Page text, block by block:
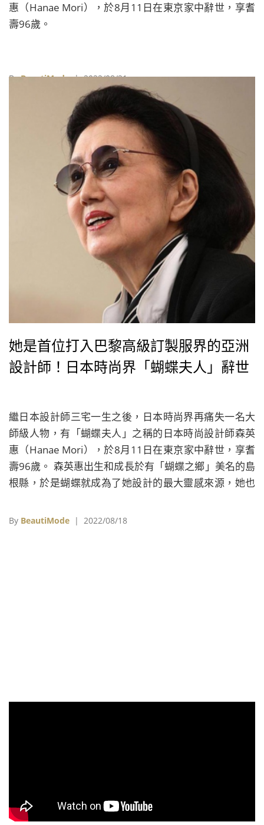
惠（Hanae Mori），於8月11日在東京家中辭世，享耆
壽96歲。
ByBeautiMode| 2022/08/21
她是首位打入巴黎高級訂製服界的亞洲
設計師！日本時尚界「蝴蝶夫人」辭世
繼日本設計師三宅一生之後，日本時尚界再痛失一名大
師級人物，有「蝴蝶夫人」之稱的日本時尚設計師森英
惠（Hanae Mori），於8月11日在東京家中辭世，享耆
壽96歲。 森英惠出生和成長於有「蝴蝶之鄉」美名的島
根縣，於是蝴蝶就成為了她設計的最大靈感來源，她也
蕊、葛麗絲凱莉都是她的客戶，1993年日本雅子皇后的
By BeautiMode | 2022/08/18